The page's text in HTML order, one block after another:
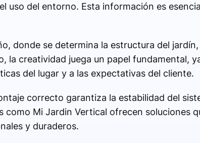
uso del entorno. Esta información es
donde se determina la estructura del
la creatividad juega un papel fundamental,
del lugar y a las expectativas del cliente.
correcto garantiza la estabilidad del
como Mi Jardin Vertical ofrecen soluciones
y duraderos.